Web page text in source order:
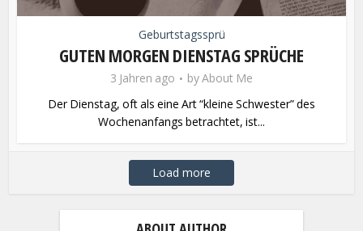
Geburtstagssprü
GUTEN MORGEN DIENSTAG SPRÜCHE
3 Jahren ago byAbout Me
Der Dienstag, oft als eine Art “kleine Schwester” des
Wochenanfangs betrachtet, ist...
Load more